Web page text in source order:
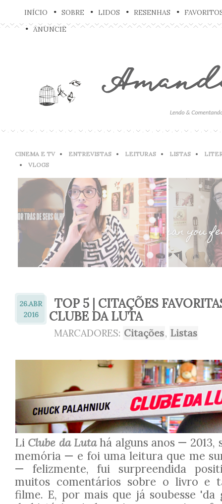
INÍCIO SOBRE LIDOS RESENHAS
ANUNCIE
CINEMA E TV ENTREVISTAS LEITURAS LISTAS
VLOGS
26.ABR
2016
TOP 5 | CITAÇÕES
CLUBE DA LUTA
MARCADORES: Citações, Listas
Li Clube da Lutahá alguns anos — 2013,
memória — e foi uma leitura que me
— felizmente, fui surpreendida
muitos comentários sobre o livro e
filme. E, por mais que já soubesse 'da